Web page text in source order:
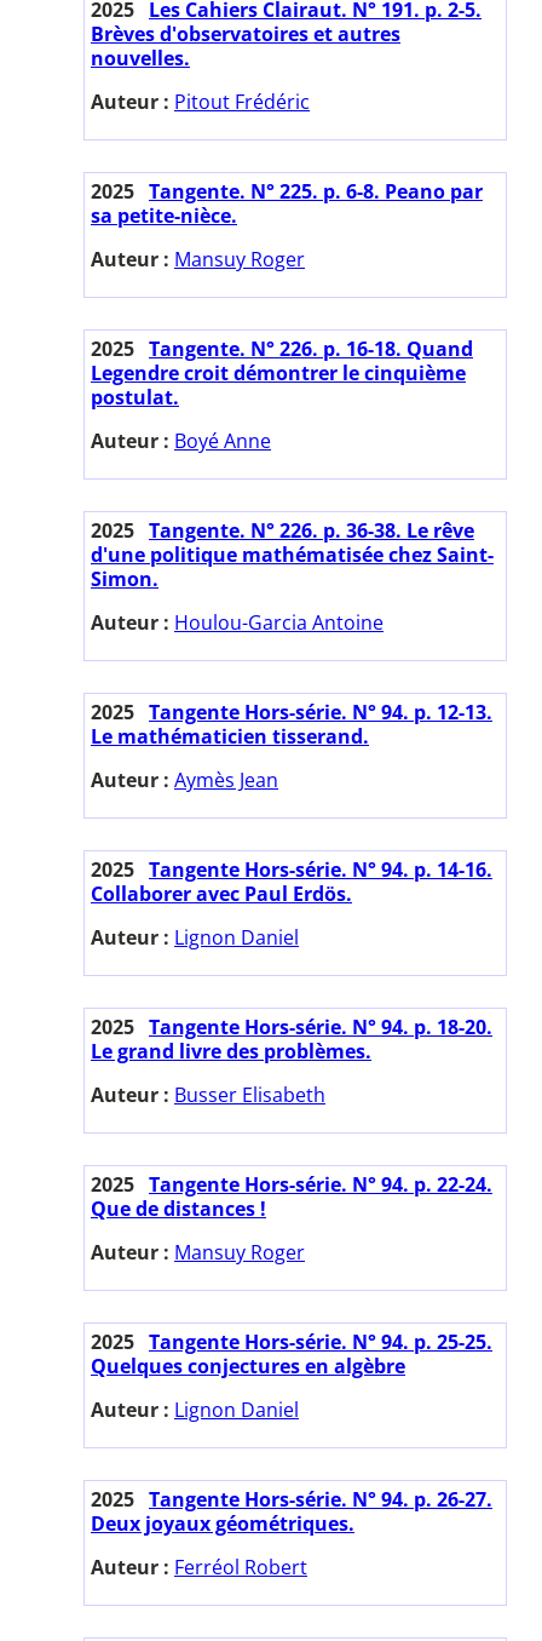
2025 Les Cahiers Clairaut. N° 191. p. 2-5.
Brèves d'observatoires et autres
nouvelles.
Auteur : Pitout Frédéric
2025 Tangente. N° 225. p. 6-8. Peano par
sa petite-nièce.
Auteur : Mansuy Roger
2025 Tangente. N° 226. p. 16-18. Quand
Legendre croit démontrer le cinquième
postulat.
Auteur : Boyé Anne
2025 Tangente. N° 226. p. 36-38. Le rêve
d'une politique mathématisée chez Saint-
Simon.
Auteur : Houlou-Garcia Antoine
2025 Tangente Hors-série. N° 94. p. 12-13.
Le mathématicien tisserand.
Auteur : Aymès Jean
2025 Tangente Hors-série. N° 94. p. 14-16.
Collaborer avec Paul Erdös.
Auteur : Lignon Daniel
2025 Tangente Hors-série. N° 94. p. 18-20.
Le grand livre des problèmes.
Auteur : Busser Elisabeth
2025 Tangente Hors-série. N° 94. p. 22-24.
Que de distances !
Auteur : Mansuy Roger
2025 Tangente Hors-série. N° 94. p. 25-25.
Quelques conjectures en algèbre
Auteur : Lignon Daniel
2025 Tangente Hors-série. N° 94. p. 26-27.
Deux joyaux géométriques.
Auteur : Ferréol Robert